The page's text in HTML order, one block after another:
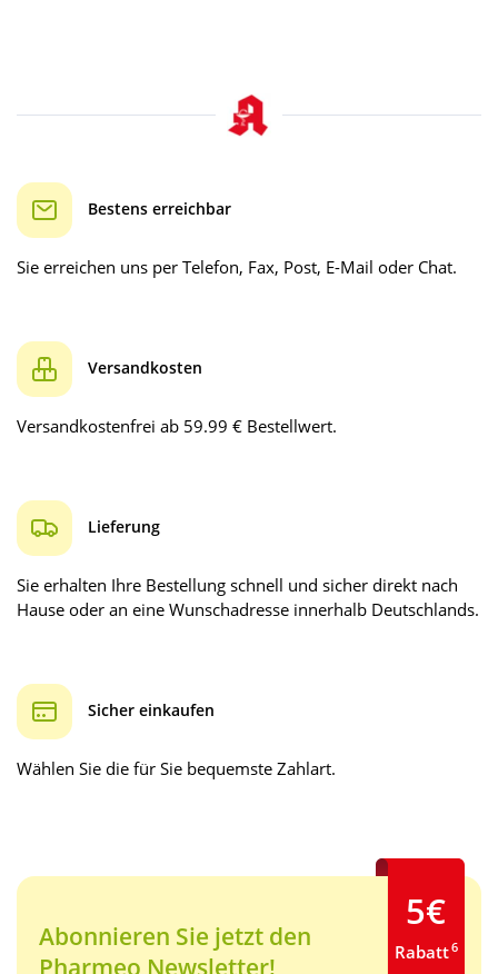
Bestens erreichbar
Sie erreichen uns per Telefon, Fax, Post, E-Mail oder Chat.
Versandkosten
Versandkostenfrei ab 59.99 € Bestellwert.
Lieferung
Sie erhalten Ihre Bestellung schnell und sicher direkt nach
Hause oder an eine Wunschadresse innerhalb Deutschlands.
Sicher einkaufen
Wählen Sie die für Sie bequemste Zahlart.
Abonnieren Sie jetzt den
Pharmeo Newsletter!
5€
Rabatt6